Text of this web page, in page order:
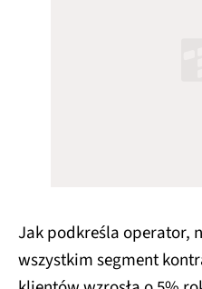
Jak podkreśla operator,
wszystkim segment